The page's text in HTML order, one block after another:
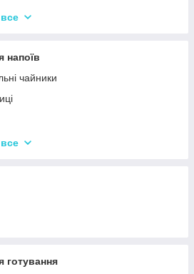
спецій
зберігання
ножів і лопаток
напоїв
чайники
готування